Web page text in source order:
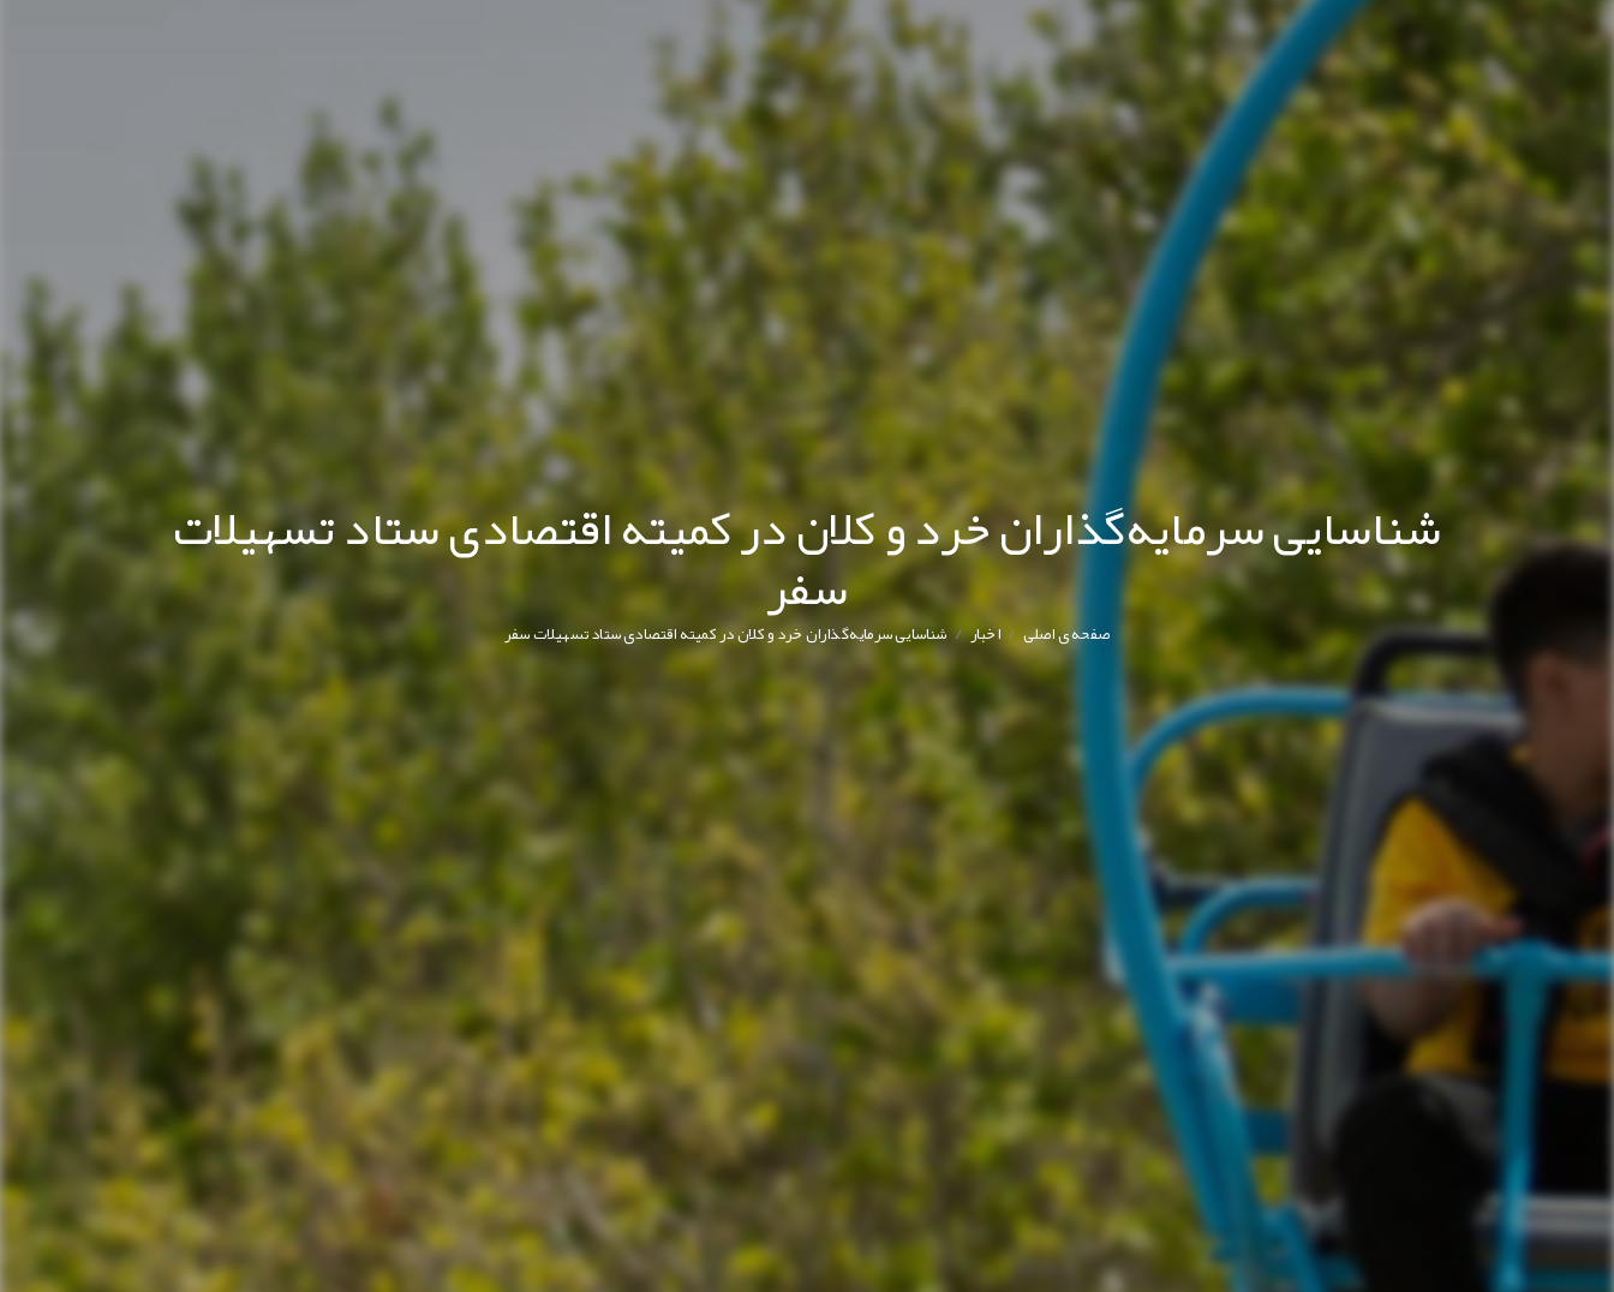
شناسایی سرمایه‌گذاران خرد و کلان در کمیته اقتصادی ستاد تسهیلات
سفر صفحه ی اصلی /اخبار/شناسایی سرمایه‌گذاران خرد و کلان در کمیته اقتصادی ستاد تسهیلات سفر